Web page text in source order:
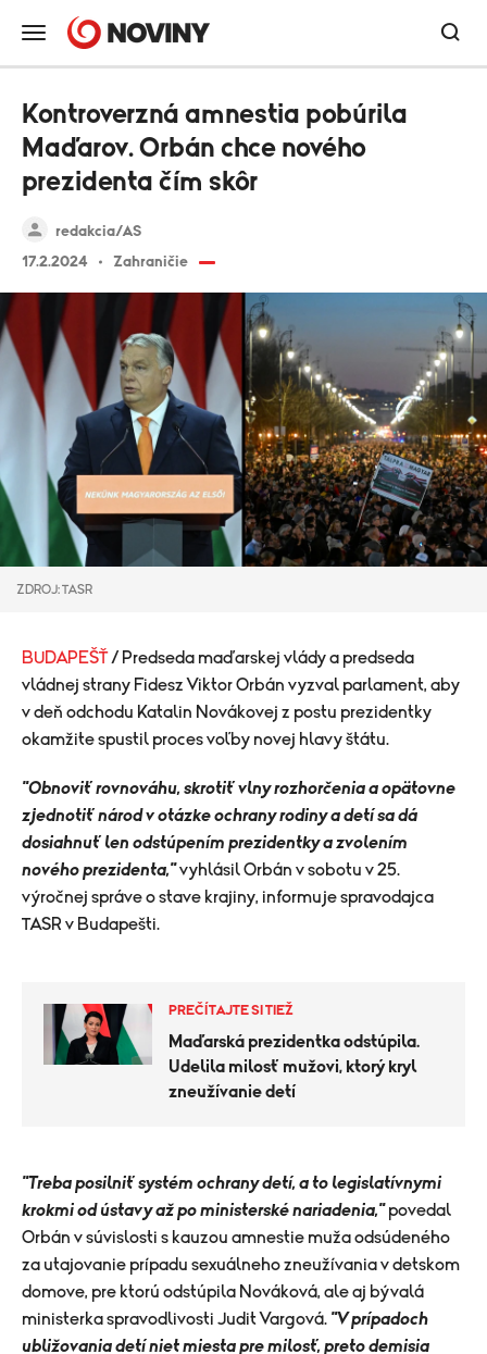
redakcia/AS
17.2.2024
Zahraničie
Kontroverzná amnestia pobúrila
Maďarov. Orbán chce nového
prezidenta čím skôr
ZDROJ: TASR
BUDAPEŠŤ/ Predseda maďarskej vlády a predseda
vládnej strany Fidesz Viktor Orbán vyzval parlament, aby
v deň odchodu Katalin Novákovej z postu prezidentky
okamžite spustil proces voľby novej hlavy štátu.
"Obnoviť rovnováhu, skrotiť vlny rozhorčenia a opätovne
zjednotiť národ v otázke ochrany rodiny a detí sa dá
dosiahnuť len odstúpením prezidentky a zvolením
nového prezidenta,"vyhlásil Orbán v sobotu v 25.
výročnej správe o stave krajiny, informuje spravodajca
TASR v Budapešti.
PREČÍTAJTE SI TIEŽ
Maďarská prezidentka odstúpila.
Udelila milosť mužovi, ktorý kryl
zneužívanie detí
"Treba posilniť systém ochrany detí, a to legislatívnymi
krokmi od ústavy až po ministerské nariadenia,"povedal
Orbán v súvislosti s kauzou amnestie muža odsúdeného
za utajovanie prípadu sexuálneho zneužívania v detskom
domove, pre ktorú odstúpila Nováková, ale aj bývalá
ministerka spravodlivosti Judit Vargová. "V prípadoch
ubližovania detí niet miesta pre milosť, preto demisia